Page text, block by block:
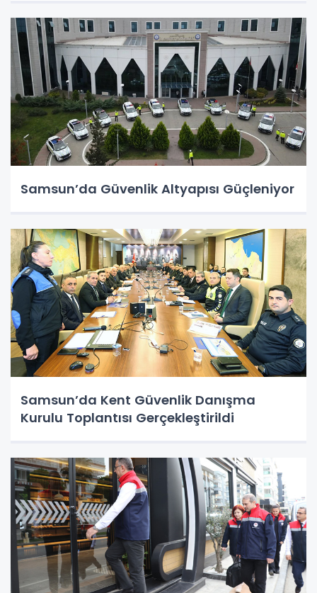
Samsun’da Güvenlik Altyapısı Güçleniyor
Samsun’da Kent Güvenlik Danışma
Kurulu Toplantısı Gerçekleştirildi